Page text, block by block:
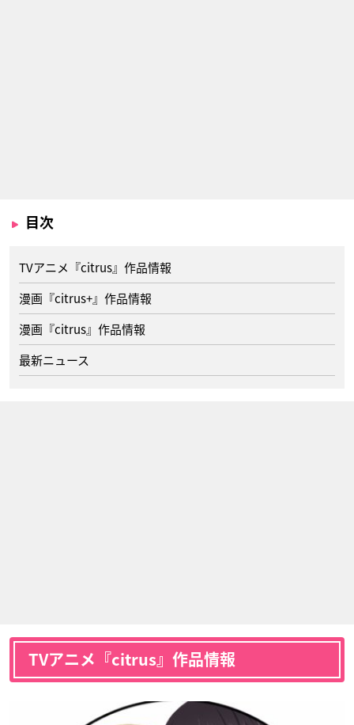
目次
TVアニメ『citrus』作品情報
漫画『citrus+』作品情報
漫画『citrus』作品情報
最新ニュース
TVアニメ『citrus』作品情報